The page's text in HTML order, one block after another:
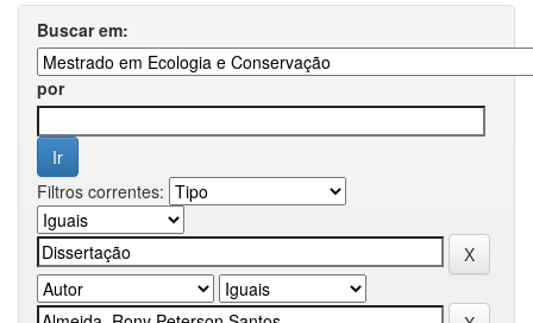
Buscar em:
por
Filtros correntes: